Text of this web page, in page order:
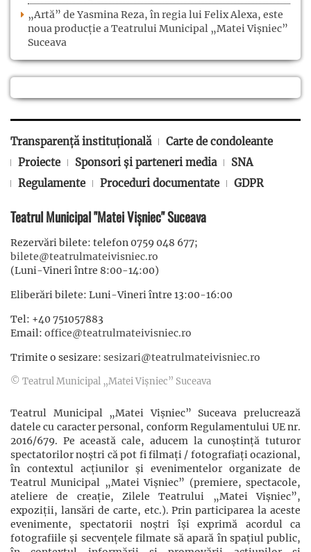
„Artă” de Yasmina Reza, în regia lui Felix Alexa, este
noua producție a Teatrului Municipal „Matei Vișniec”
Suceava
Transparență instituțională
Carte de condoleante
Proiecte
Sponsori și parteneri media
SNA
Regulamente
Proceduri documentate GDPR
Teatrul Municipal "Matei Vișniec" Suceava
Rezervări bilete: telefon 0759 048 677;
bilete@teatrulmateivisniec.ro
(Luni-Vineri între 8:00-14:00)
Eliberări bilete: Luni-Vineri între 13:00-16:00
Tel: +40 751057883
Email: office@teatrulmateivisniec.ro
Trimite o sesizare: sesizari@teatrulmateivisniec.ro
© Teatrul Municipal „Matei Vișniec” Suceava
Teatrul Municipal „Matei Vișniec” Suceava prelucrează
datele cu caracter personal, conform Regulamentului UE nr.
2016/679. Pe această cale, aducem la cunoștință tuturor
spectatorilor noștri că pot fi filmaţi / fotografiaţi ocazional,
în contextul acţiunilor şi evenimentelor organizate de
Teatrul Municipal „Matei Vișniec” (premiere, spectacole,
ateliere de creație, Zilele Teatrului „Matei Vișniec”,
expoziții, lansări de carte, etc.). Prin participarea la aceste
evenimente, spectatorii noștri își exprimă acordul ca
fotografiile și secvențele filmate să apară în spațiul public,